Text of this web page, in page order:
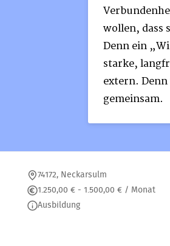
wollen, dass
Denn ein
starke,
extern.
gemeinsam.
74172, Neckarsulm
1.250,00 € - 1.500,00 € / Monat
Ausbildung